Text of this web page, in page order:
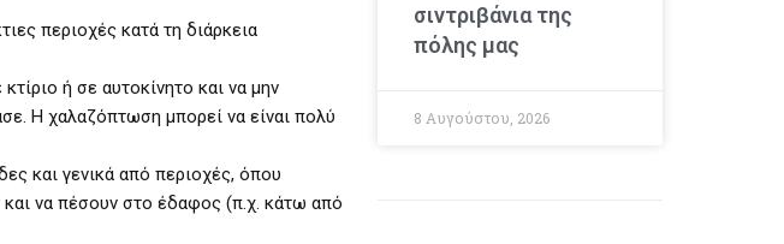
περιοχές κατά τη διάρκεια
ή σε αυτοκίνητο και να μην
Η χαλαζόπτωση μπορεί να είναι πολύ
και γενικά από περιοχές, όπου
και να πέσουν στο έδαφος (π.χ. κάτω από
σιντριβάνια της
πόλης μας
8 Αυγούστου, 2026